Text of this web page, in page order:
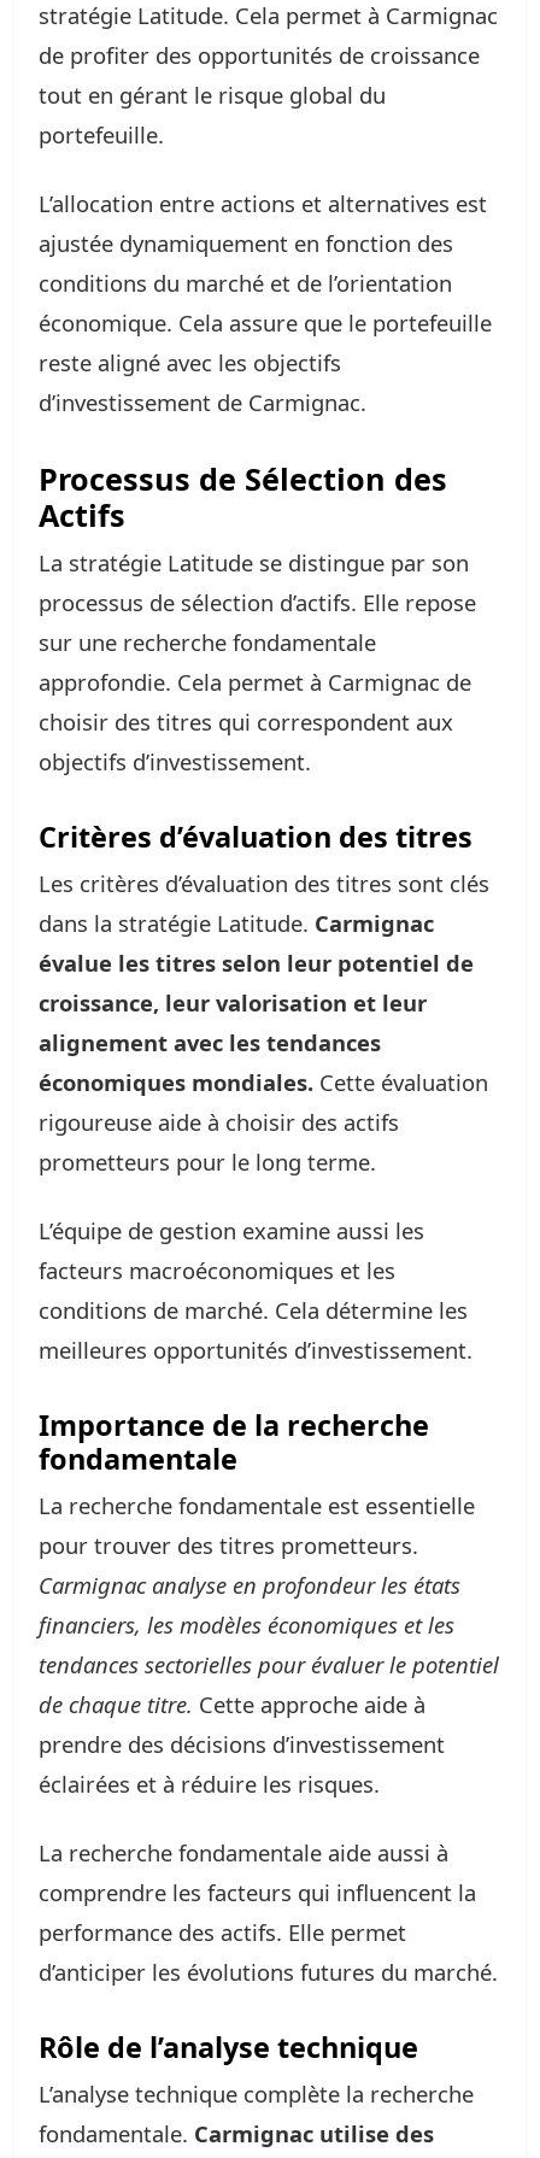
stratégie Latitude. Cela permet à Carmignac
de profiter des opportunités de croissance
tout en gérant le risque global du
portefeuille.
L’allocation entre actions et alternatives est
ajustée dynamiquement en fonction des
conditions du marché et de l’orientation
économique. Cela assure que le portefeuille
reste aligné avec les objectifs
d’investissement de Carmignac.
Processus de Sélection des
Actifs
La stratégie Latitude se distingue par son
processus de sélection d’actifs. Elle repose
sur une recherche fondamentale
approfondie. Cela permet à Carmignac de
choisir des titres qui correspondent aux
objectifs d’investissement.
Critères d’évaluation des titres
Les critères d’évaluation des titres sont clés
dans la stratégie Latitude. Carmignac
évalue les titres selon leur potentiel de
croissance, leur valorisation et leur
alignement avec les tendances
économiques mondiales. Cette évaluation
rigoureuse aide à choisir des actifs
prometteurs pour le long terme.
L’équipe de gestion examine aussi les
facteurs macroéconomiques et les
conditions de marché. Cela détermine les
meilleures opportunités d’investissement.
Importance de la recherche
fondamentale
La recherche fondamentale est essentielle
pour trouver des titres prometteurs.
Carmignac analyse en profondeur les états
financiers, les modèles économiques et les
tendances sectorielles pour évaluer le potentiel
de chaque titre. Cette approche aide à
prendre des décisions d’investissement
éclairées et à réduire les risques.
La recherche fondamentale aide aussi à
comprendre les facteurs qui influencent la
performance des actifs. Elle permet
d’anticiper les évolutions futures du marché.
Rôle de l’analyse technique
L’analyse technique complète la recherche
fondamentale. Carmignac utilise des